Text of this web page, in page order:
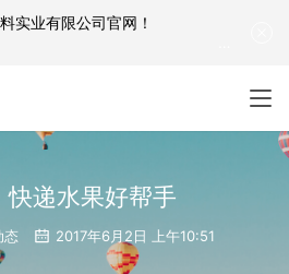
快递水果好帮手
态 2017年6月2日 上午10:51
实业有限公司官网 ！